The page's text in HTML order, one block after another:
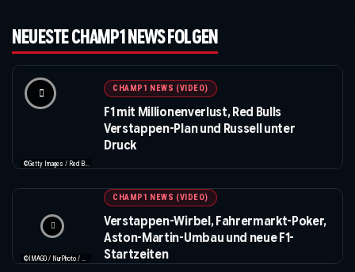
NEUESTE CHAMP1 NEWS FOLGEN
©Getty Images / Red Bull / Formula 1
CHAMP1 NEWS (VIDEO)
F1 mit Millionenverlust, Red Bulls
Verstappen-Plan und Russell unter
Druck
©IMAGO / NurPhoto / Beautiful Sports
CHAMP1 NEWS (VIDEO)
Verstappen-Wirbel, Fahrermarkt-Poker,
Aston-Martin-Umbau und neue F1-
Startzeiten